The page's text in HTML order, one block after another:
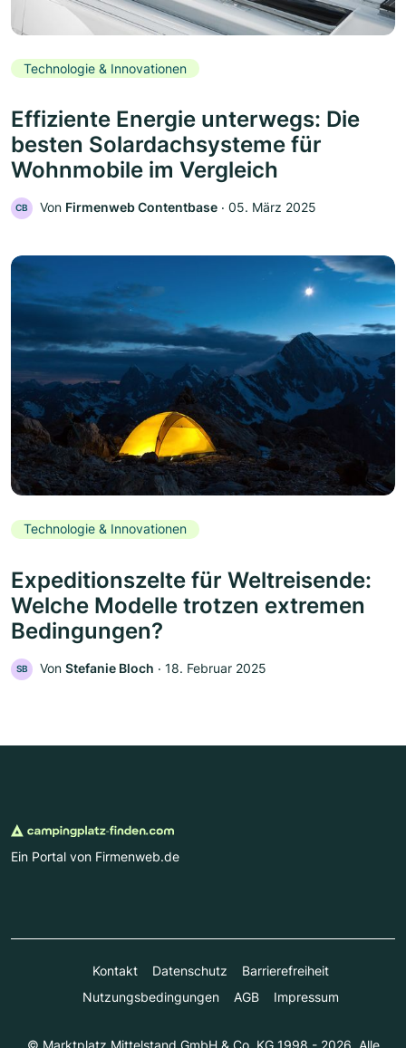
Technologie & Innovationen
Effiziente Energie unterwegs: Die
besten Solardachsysteme für
Wohnmobile im Vergleich
CB Von Firmenweb Contentbase ‧ 05. März 2025
Technologie & Innovationen
Expeditionszelte für Weltreisende:
Welche Modelle trotzen extremen
Bedingungen?
SB Von Stefanie Bloch ‧ 18. Februar 2025
Ein Portal von Firmenweb.de
Kontakt Datenschutz
Barrierefreiheit
Nutzungsbedingungen
AGB Impressum
© Marktplatz Mittelstand GmbH & Co. KG 1998 - 2026. Alle